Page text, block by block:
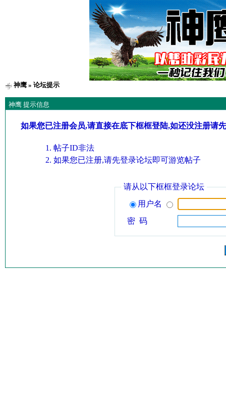
神鹰» 论坛提示
神鹰 提示信息
如果您已注册会员,请直接在底下框框登陆,如还没注册请
帖子ID非法
如果您已注册,请先登录论坛即可游览帖子
请从以下框框登录论坛
用户名
密 码